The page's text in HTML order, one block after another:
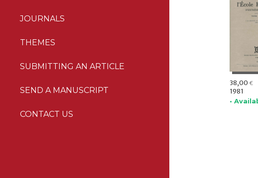
JOURNALS
THEMES
SUBMITTING AN ARTICLE
SEND A MANUSCRIPT
CONTACT US
38,00 €
1981
•